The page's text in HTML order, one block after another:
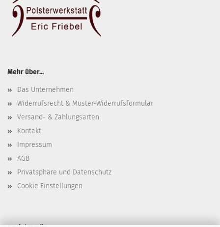
Mehr über...
Das Unternehmen
Widerrufsrecht & Muster-Widerrufsformular
Versand- & Zahlungsarten
Kontakt
Impressum
AGB
Privatsphäre und Datenschutz
Cookie Einstellungen